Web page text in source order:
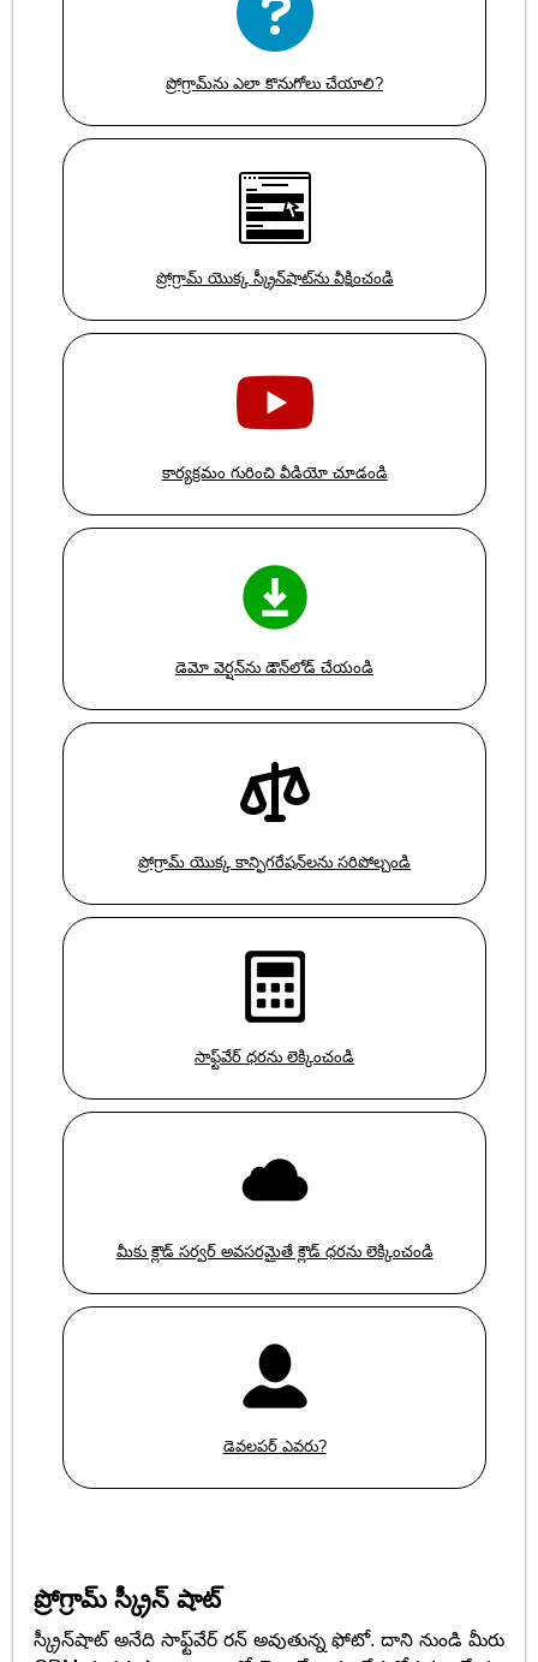
ప్రోగ్రామ్‌ను ఎలా కొనుగోలు చేయాలి?
ప్రోగ్రామ్ యొక్క స్క్రీన్‌షాట్‌ను వీక్షించండి
కార్యక్రమం గురించి వీడియో చూడండి
డెమో వెర్షన్‌ను డౌన్‌లోడ్ చేయండి
ప్రోగ్రామ్ యొక్క కాన్ఫిగరేషన్‌లను సరిపోల్చండి
సాఫ్ట్‌వేర్ ధరను లెక్కించండి
మీకు క్లౌడ్ సర్వర్ అవసరమైతే క్లౌడ్ ధరను లెక్కించండి
డెవలపర్ ఎవరు?
ప్రోగ్రామ్ స్క్రీన్ షాట్
స్క్రీన్‌షాట్ అనేది సాఫ్ట్‌వేర్ రన్ అవుతున్న ఫోటో. దాని నుండి మీరు